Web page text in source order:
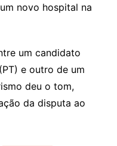
novo hospital na
um candidato
e outro de um
deu o tom,
da disputa ao